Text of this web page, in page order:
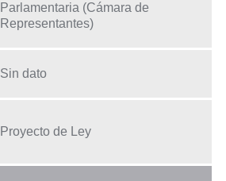
Parlamentaria (Cámara de
Representantes)
Sin dato
Proyecto de Ley